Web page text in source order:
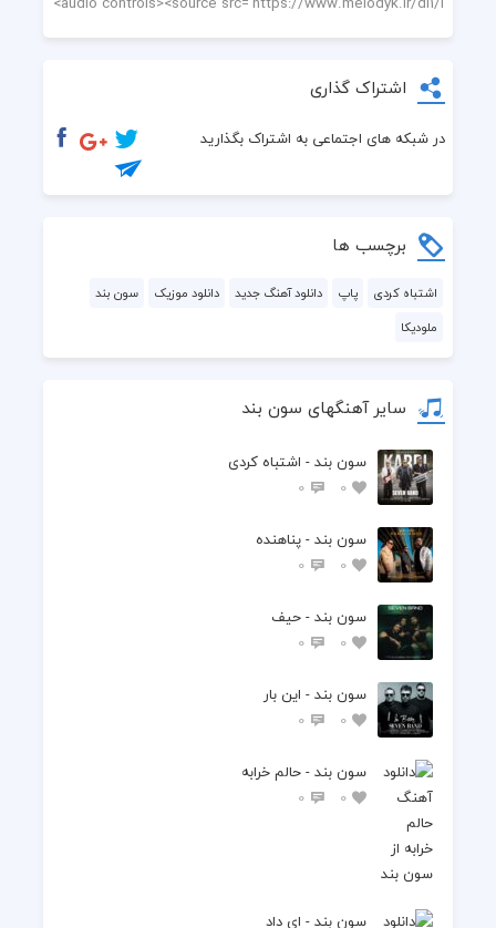
اشتراک گذاری
در شبکه های اجتماعی به اشتراک بگذارید
برچسب ها
اشتباه کردی پاپ دانلود آهنگ جدید دانلود موزیک
سون بند
ملودیکا
سایر آهنگهای سون بند
سون بند - اشتباه کردی
0
0
سون بند - پناهنده
0
0
سون بند - حیف
0
0
سون بند - این بار
0
0
سون بند - حالم خرابه
0
0
سون بند - ای داد